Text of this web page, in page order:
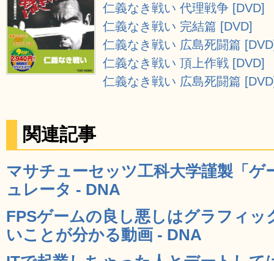
仁義なき戦い 代理戦争 [DVD]
仁義なき戦い 完結篇 [DVD]
仁義なき戦い 広島死闘篇
仁義なき戦い 頂上作戦 [DVD]
仁義なき戦い 広島死闘篇
関連記事
マサチューセッツ工科大学謹製「ゲ
ュレータ - DNA
FPSゲームの良し悪しはグラフィ
いことが分かる動画 - DNA